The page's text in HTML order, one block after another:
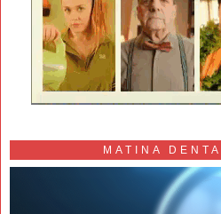
MATINA